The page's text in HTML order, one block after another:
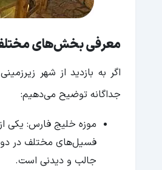
معرفی بخش‌های مختلف
اگر به بازدید از شهر
جداگانه توضیح می‌دهیم:
جالب و دیدنی است.